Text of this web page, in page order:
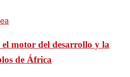
el motor del desarrollo y la
de África